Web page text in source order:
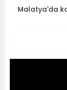
Malatya'da